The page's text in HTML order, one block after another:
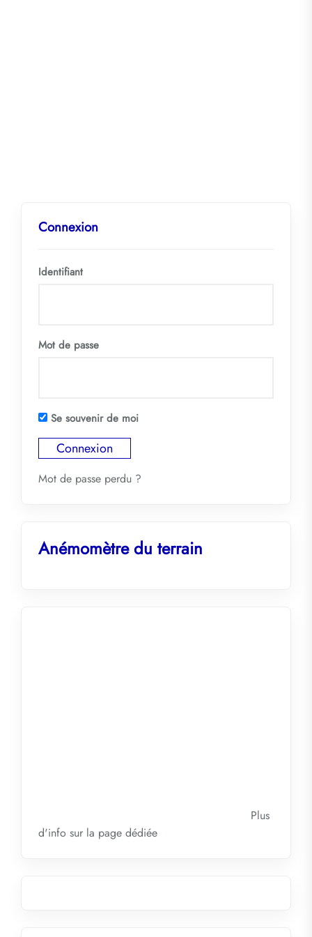
Connexion
Identifiant
Mot de passe
Se souvenir de moi
Mot de passe perdu ?
Anémomètre du terrain
Plus
d'info sur la page dédiée